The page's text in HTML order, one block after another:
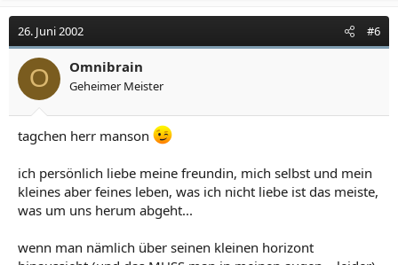
26. Juni 2002 #6
O Omnibrain
Geheimer Meister
tagchen herr manson
ich persönlich liebe meine freundin, mich selbst und mein
kleines aber feines leben, was ich nicht liebe ist das meiste,
was um uns herum abgeht...
wenn man nämlich über seinen kleinen horizont